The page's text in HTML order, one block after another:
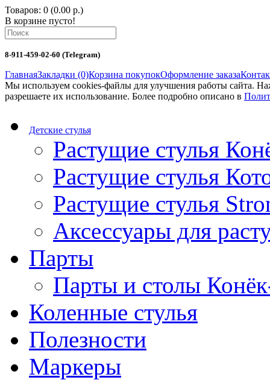
Товаров: 0 (0.00 р.)
В корзине пусто!
8-911-459-02-60 (Telegram)
ГлавнаяЗакладки (0)Корзина покупокОформление заказа
Мы используем cookies-файлы для улучшения работы сайта.
разрешаете их использование. Более подробно описано в
Детские стулья
Растущие стулья
Растущие стулья
Растущие стулья
Аксессуары для
Парты
Парты и столы
Коленныe стулья
Полезности
Маркеры